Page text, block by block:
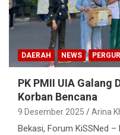
DAERAH NEWS
PK PMII UIA Galang
Korban Bencana
9 Desember 2025 Arina
Bekasi, Forum KiSSNed